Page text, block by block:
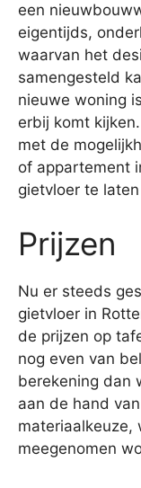
een
eigentijds,
waarvan het
samengesteld
nieuwe woning
erbij komt
met de
of appartement
gietvloer te
Prijzen
Nu er steeds
gietvloer in
de prijzen op
nog even van
berekening dan
aan de hand
materiaalkeuze,
meegenomen